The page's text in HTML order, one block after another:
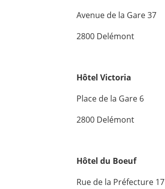
Avenue de la Gare 37
2800 Delémont
Hôtel Victoria
Place de la Gare 6
2800 Delémont
Hôtel du Boeuf
Rue de la Préfecture 17